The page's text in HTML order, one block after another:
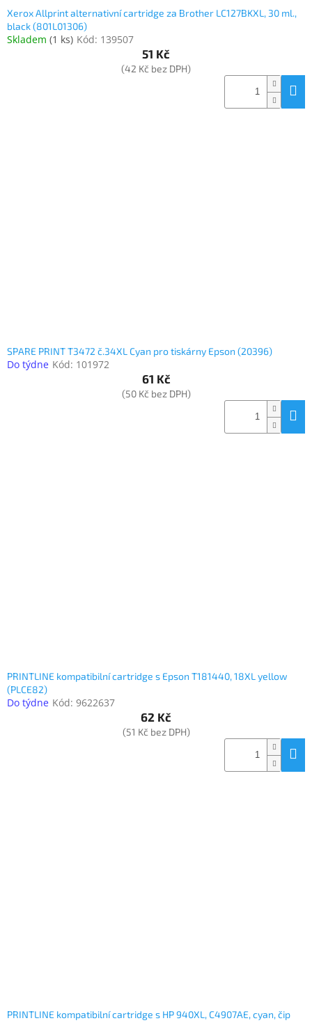
Xerox Allprint alternativní cartridge za Brother LC127BKXL, 30 ml.,
black (801L01306)
Skladem (1 ks) Kód: 139507
51 Kč
(42 Kč bez DPH)
SPARE PRINT T3472 č.34XL Cyan pro tiskárny Epson (20396)
Do týdne Kód: 101972
61 Kč
(50 Kč bez DPH)
PRINTLINE kompatibilní cartridge s Epson T181440, 18XL yellow
(PLCE82)
Do týdne Kód: 9622637
62 Kč
(51 Kč bez DPH)
PRINTLINE kompatibilní cartridge s HP 940XL, C4907AE, cyan, čip